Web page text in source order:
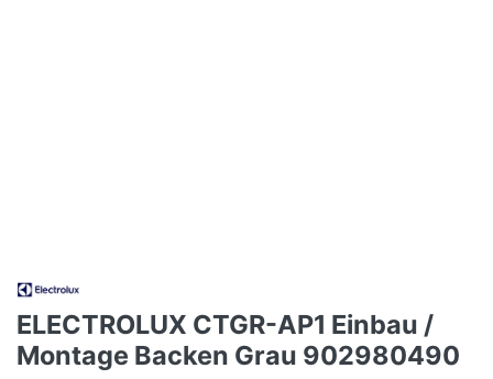
ELECTROLUX CTGR-AP1 Einbau /
Montage Backen Grau 902980490